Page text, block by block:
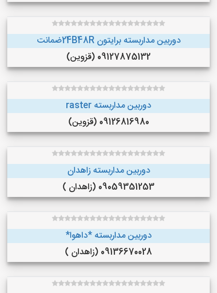
دوربین مداربسته برایتون 24B48Rضمانت
09127875132 (قزوین)
دوربین مداربسته raster
09126816980 (قزوین)
دوربین مداربسته زاهدان
09059351253 (زاهدان )
دوربین مداربسته *داهوا*
09136670028 (زاهدان )